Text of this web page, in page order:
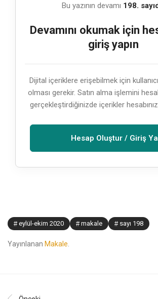
Bu yazının devamı 198.
Devamını okumak için
giriş yapın
Dijital içeriklere erişebilmek için kullanıcı
olması gerekir. Satın alma işlemini
gerçekleştirdiğinizde içerikler
Hesap Oluştur / Giriş
eylül-ekim 2020 makale sayı 198
Yayınlanan Makale